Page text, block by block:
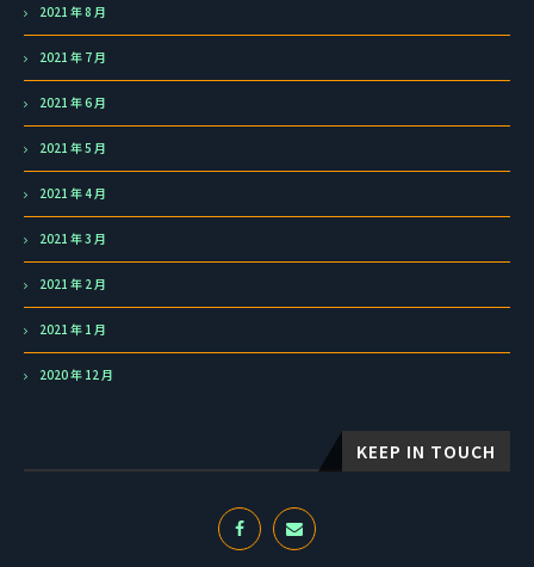
2021 年 8 月
2021 年 7 月
2021 年 6 月
2021 年 5 月
2021 年 4 月
2021 年 3 月
2021 年 2 月
2021 年 1 月
2020 年 12 月
KEEP IN TOUCH